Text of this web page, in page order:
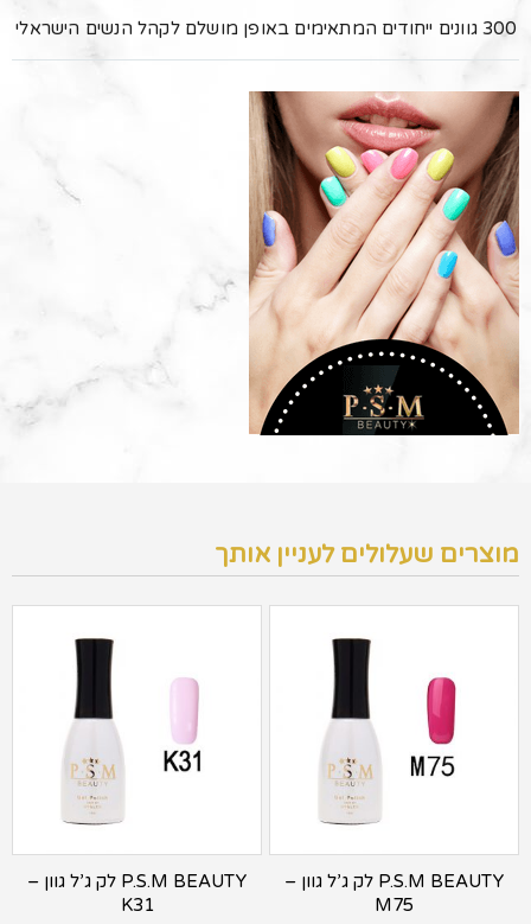
300 גוונים ייחודים המתאימים באופן מושלם לקהל הנשים הישראלי
מוצרים שעלולים לעניין אותך
P.S.M BEAUTY לק ג’ל גוון –
M75
P.S.M BEAUTY לק ג’ל גוון –
K31